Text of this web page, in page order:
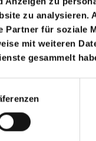
zu
Partner für soziale
mit weiteren
gesammelt